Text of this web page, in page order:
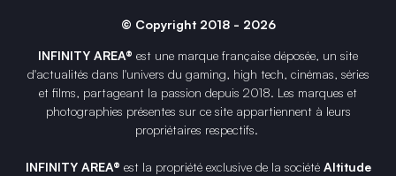
© Copyright 2018 - 2026
INFINITY AREA® est une marque française déposée, un site
d'actualités dans l'univers du gaming, high tech, cinémas, séries
et films, partageant la passion depuis 2018. Les marques et
photographies présentes sur ce site appartiennent à leurs
propriétaires respectifs.
INFINITY AREA® est la propriété exclusive de la société Altitude